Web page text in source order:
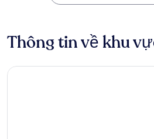
Thông tin về khu